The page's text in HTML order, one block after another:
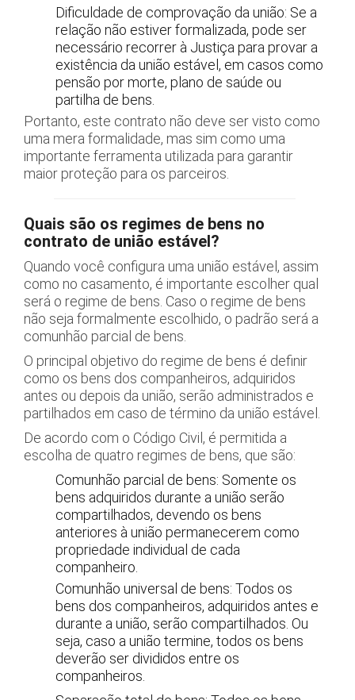
Dificuldade de comprovação da união: Se a
relação não estiver formalizada, pode ser
necessário recorrer à Justiça para provar a
existência da união estável, em casos como
pensão por morte, plano de saúde ou
partilha de bens.
Portanto, este contrato não deve ser visto como
uma mera formalidade, mas sim como uma
importante ferramenta utilizada para garantir
maior proteção para os parceiros.
Quais são os regimes de bens no
contrato de união estável?
Quando você configura uma união estável, assim
como no casamento, é importante escolher qual
será o regime de bens. Caso o regime de bens
não seja formalmente escolhido, o padrão será a
comunhão parcial de bens.
O principal objetivo do regime de bens é definir
como os bens dos companheiros, adquiridos
antes ou depois da união, serão administrados e
partilhados em caso de término da união estável.
De acordo com o Código Civil, é permitida a
escolha de quatro regimes de bens, que são:
Comunhão parcial de bens: Somente os
bens adquiridos durante a união serão
compartilhados, devendo os bens
anteriores à união permanecerem como
propriedade individual de cada
companheiro.
Comunhão universal de bens: Todos os
bens dos companheiros, adquiridos antes e
durante a união, serão compartilhados. Ou
seja, caso a união termine, todos os bens
deverão ser divididos entre os
companheiros.